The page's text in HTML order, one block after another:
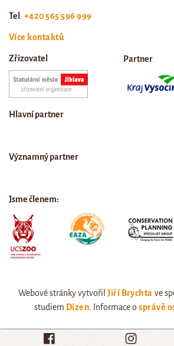
Tel: +420 565 596 999
Více kontaktů
Zřizovatel Partner
Hlavní partner
Významný partner
Jsme členem:
Webové stránky vytvořilJiří Brychta ve
studiem Dizen . Informace osprávě